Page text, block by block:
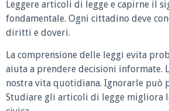
Leggere articoli di legge e capirne il
fondamentale. Ogni cittadino deve
diritti e doveri.
La comprensione delle leggi evita
aiuta a prendere decisioni informate.
nostra vita quotidiana. Ignorarle può
Studiare gli articoli di legge migliora